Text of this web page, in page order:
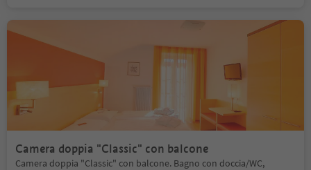
Camera doppia "Classic" con balcone
Camera doppia "Classic" con balcone. Bagno con doccia/WC,